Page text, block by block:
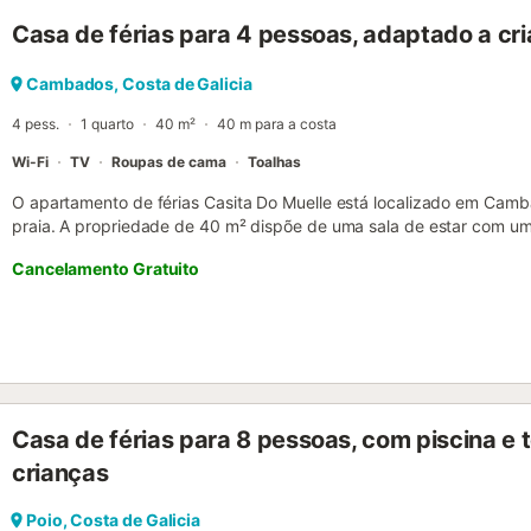
a tranquilidade dos outros utilizadores. 5. Não é permitido que os
camas ou sofás. 7. Será pedido aos clientes um número de cartão
para limpeza profunda dos mesmos....
Casa de férias para 4 pessoas, adaptado a
Cambados, Costa de Galicia
4 pess. 1 quarto 40 m² 40 m para a costa
Wi-Fi TV Roupas de cama Toalhas
O apartamento de férias Casita Do Muelle está localizado em
praia. A propriedade de 40 m² dispõe de uma sala de estar com
de alta velocidade (adequado para videochamadas), um espaço
em casa, televisão e máquina de lavar roupa. A propriedade
distância dos transportes públicos e a 15 minutos a pé de um
Cancelamento Gratuito
Casa de férias para 8 pessoas, com piscina e
crianças
Poio, Costa de Galicia